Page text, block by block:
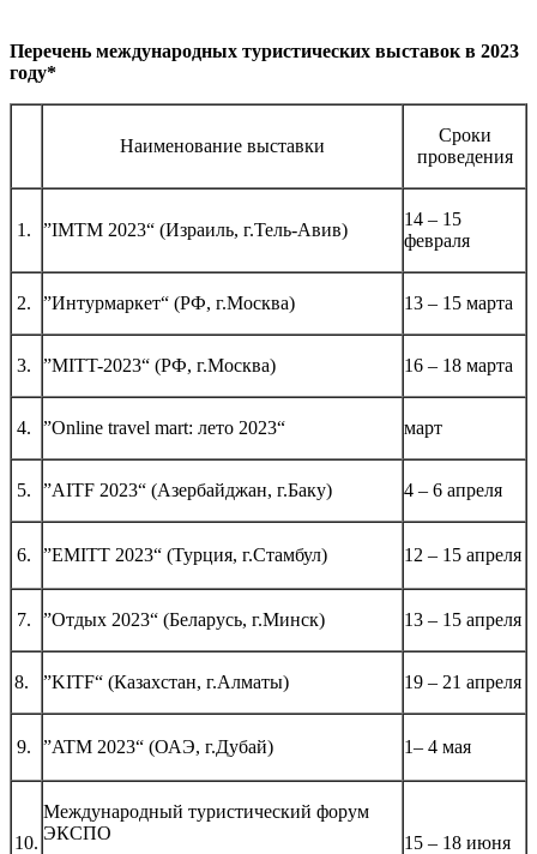
Перечень международных туристических выставок в 2023
году*
Наименование выставки
Сроки
проведения
1. ”IMTM 2023“ (Израиль, г.Тель-Авив)
14 – 15
февраля
2. ”Интурмаркет“ (РФ, г.Москва) 13 – 15 марта
3. ”MITT-2023“ (РФ, г.Москва) 16 – 18 марта
4. ”Online travel mart: лето 2023“ март
5. ”AITF 2023“ (Азербайджан, г.Баку) 4 – 6 апреля
6. ”EMITT 2023“ (Турция, г.Стамбул) 12 – 15 апреля
7. ”Отдых 2023“ (Беларусь, г.Минск) 13 – 15 апреля
8. ”KITF“ (Казахстан, г.Алматы) 19 – 21 апреля
9. ”ATM 2023“ (ОАЭ, г.Дубай) 1– 4 мая
10.
Международный туристический форум
ЭКСПО
15 – 18 июня